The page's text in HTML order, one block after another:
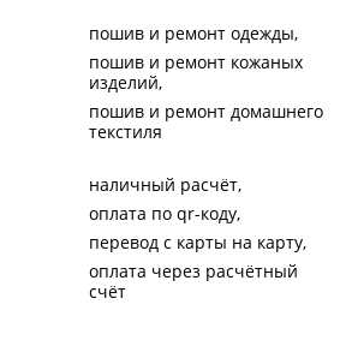
пошив и ремонт одежды
пошив и ремонт кожаных
изделий
пошив и ремонт домашнего
текстиля
наличный расчёт
оплата по qr-коду
перевод с карты на карту
оплата через расчётный
счёт